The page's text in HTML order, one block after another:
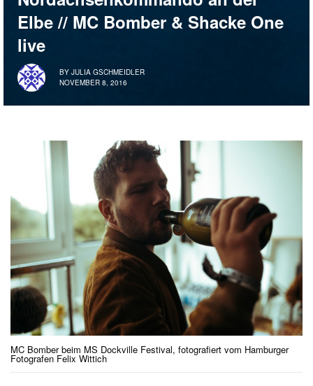
Elbe // MC Bomber & Shacke One
live
BY JULIA GSCHMEIDLER
NOVEMBER 8, 2016
MC Bomber beim MS Dockville Festival, fotografiert vom Hamburger
Fotografen Felix Wittich